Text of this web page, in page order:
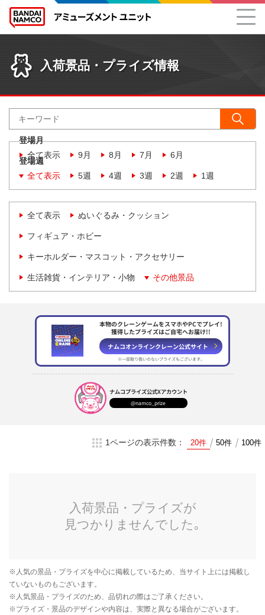
入荷景品・プライズ情報
登場月
全て表示
9月 8月 7月 6月
登場週
全て表示
5週 4週 3週 2週 1週
全て表示 ぬいぐるみ・クッション
フィギュア・ホビー
キーホルダー・マスコット・アクセサリー
生活雑貨・インテリア・小物 その他景品
本物のクレーンゲームをスマホやPCでプレイ!
獲得したプライズはご自宅へお届け!!
ナムコオンラインクレーン公式サイト
※一部取り扱いのないプライズもございます。
ナムコプライズ公式Xアカウント
@namco_prize
1ページの表示件数： 20件 50件 100件